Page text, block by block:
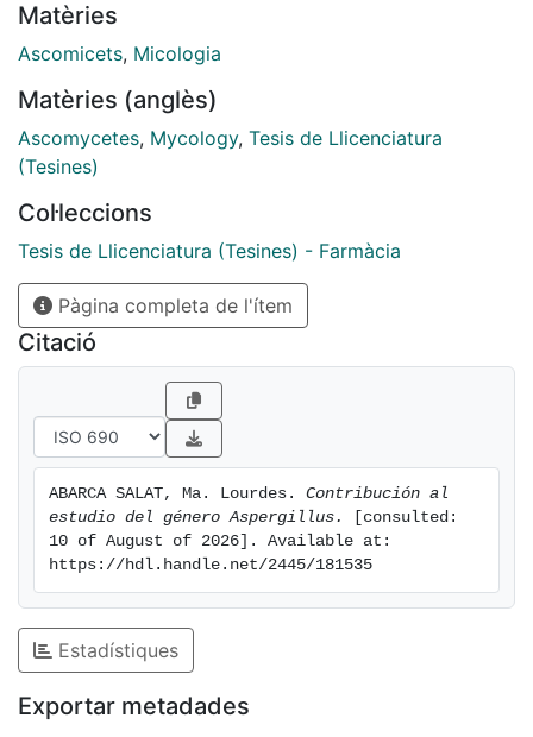
Matèries
Ascomicets, Micologia
Matèries (anglès)
Ascomycetes, Mycology, Tesis de Llicenciatura
(Tesines)
Col·leccions
Tesis de Llicenciatura (Tesines) - Farmàcia
Pàgina completa de l'ítem
Citació
ABARCA SALAT, Ma. Lourdes. Contribución al
estudio del género Aspergillus.
[consulted:
10 of August of 2026]. Available at:
https://hdl.handle.net/2445/181535
Estadístiques
Exportar metadades